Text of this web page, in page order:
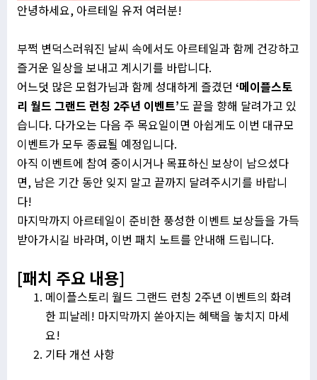
안녕하세요, 아르테일 유저 여러분!
부쩍 변덕스러워진 날씨 속에서도 아르테일과 함께 건강하고
즐거운 일상을 보내고 계시기를 바랍니다.
어느덧 많은 모험가님과 함께 성대하게 즐겼던 ‘메이플스토
리 월드 그랜드 런칭 2주년 이벤트’도 끝을 향해 달려가고 있
습니다. 다가오는 다음 주 목요일이면 아쉽게도 이번 대규모
이벤트가 모두 종료될 예정입니다.
아직 이벤트에 참여 중이시거나 목표하신 보상이 남으셨다
면, 남은 기간 동안 잊지 말고 끝까지 달려주시기를 바랍니
다!
마지막까지 아르테일이 준비한 풍성한 이벤트 보상들을 가득
받아가시길 바라며, 이번 패치 노트를 안내해 드립니다.
[패치 주요 내용]
메이플스토리 월드 그랜드 런칭 2주년 이벤트의 화려
한 피날레! 마지막까지 쏟아지는 혜택을 놓치지 마세
요!
기타 개선 사항